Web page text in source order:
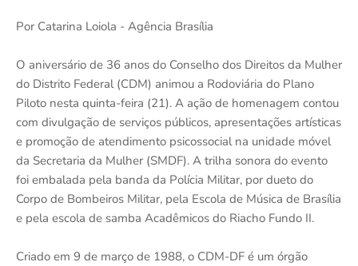
Por Catarina Loiola - Agência Brasília
O aniversário de 36 anos do Conselho dos Direitos da Mulher
do Distrito Federal (CDM) animou a Rodoviária do Plano
Piloto nesta quinta-feira (21). A ação de homenagem contou
com divulgação de serviços públicos, apresentações artísticas
e promoção de atendimento psicossocial na unidade móvel
da Secretaria da Mulher (SMDF). A trilha sonora do evento
foi embalada pela banda da Polícia Militar, por dueto do
Corpo de Bombeiros Militar, pela Escola de Música de Brasília
e pela escola de samba Acadêmicos do Riacho Fundo II.
Criado em 9 de março de 1988, o CDM-DF é um órgão